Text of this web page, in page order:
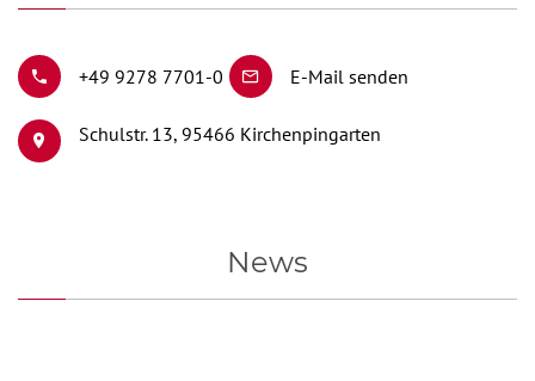
+49 9278 7701-0 E-Mail senden
Schulstr. 13, 95466 Kirchenpingarten
News